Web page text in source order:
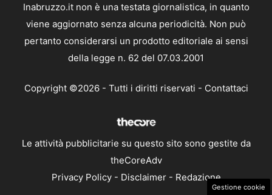
Inabruzzo.it non è una testata giornalistica, in quanto
viene aggiornato senza alcuna periodicità. Non può
pertanto considerarsi un prodotto editoriale ai sensi
della legge n. 62 del 07.03.2001
Copyright ©2026 - Tutti i diritti riservati - Contattaci
Le attività pubblicitarie su questo sito sono gestite da
theCoreAdv
Privacy Policy- Disclaimer- Redazione
Gestione cookie